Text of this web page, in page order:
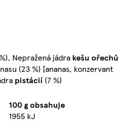
Nepražená jádra kešu ořechů
(23 %) [ananas, konzervant
pistácií (7 %)
100 g obsahuje
1955 kJ